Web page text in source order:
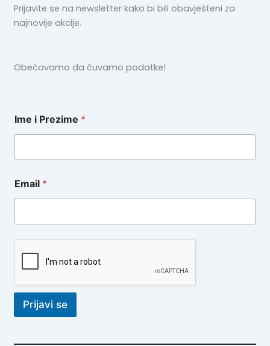
f
i
Prijavite se na newsletter kako bi bili obavješteni za
najnovije akcije.
Obećavamo da čuvamo podatke!
Ime i Prezime *
Email *
Prijavi se